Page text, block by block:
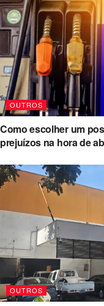
OUTROS
Como escolher um
prejuízos na hora de
OUTROS